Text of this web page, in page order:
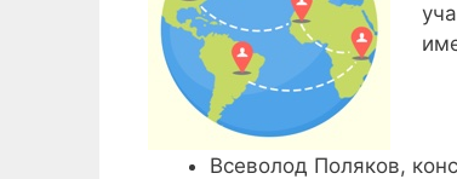
Всеволод Поляков,